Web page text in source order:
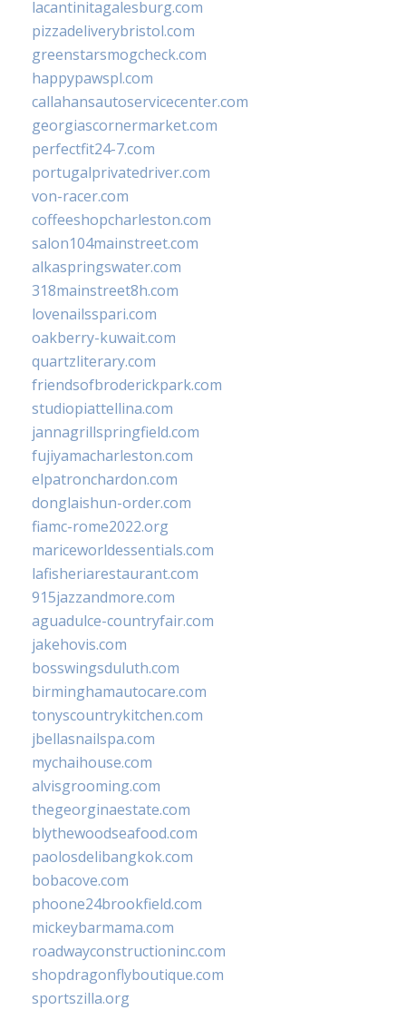
lacantinitagalesburg.com
pizzadeliverybristol.com
greenstarsmogcheck.com
happypawspl.com
callahansautoservicecenter.com
georgiascornermarket.com
perfectfit24-7.com
portugalprivatedriver.com
von-racer.com
coffeeshopcharleston.com
salon104mainstreet.com
alkaspringswater.com
318mainstreet8h.com
lovenailsspari.com
oakberry-kuwait.com
quartzliterary.com
friendsofbroderickpark.com
studiopiattellina.com
jannagrillspringfield.com
fujiyamacharleston.com
elpatronchardon.com
donglaishun-order.com
fiamc-rome2022.org
mariceworldessentials.com
lafisheriarestaurant.com
915jazzandmore.com
aguadulce-countryfair.com
jakehovis.com
bosswingsduluth.com
birminghamautocare.com
tonyscountrykitchen.com
jbellasnailspa.com
mychaihouse.com
alvisgrooming.com
thegeorginaestate.com
blythewoodseafood.com
paolosdelibangkok.com
bobacove.com
phoone24brookfield.com
mickeybarmama.com
roadwayconstructioninc.com
shopdragonflyboutique.com
sportszilla.org